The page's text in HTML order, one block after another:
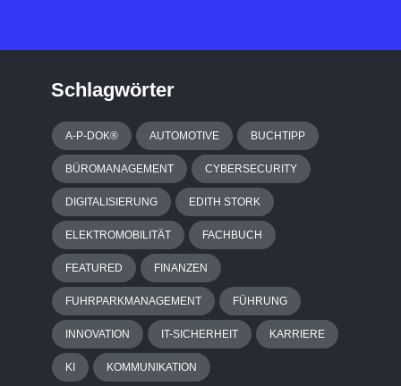
Schlagwörter
A-P-DOK® AUTOMOTIVE BUCHTIPP
BÜROMANAGEMENT CYBERSECURITY
DIGITALISIERUNG EDITH STORK
ELEKTROMOBILITÄT FACHBUCH
FEATURED FINANZEN
FUHRPARKMANAGEMENT FÜHRUNG
INNOVATION IT-SICHERHEIT KARRIERE
KI KOMMUNIKATION